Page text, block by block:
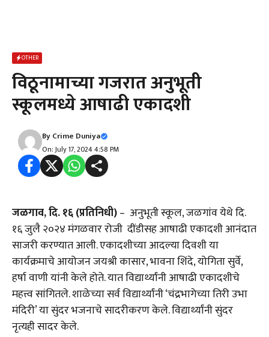
OTHER
विठूनामाच्या गजरात अनुभूती
स्कूलमध्ये आषाढी एकादशी
ByCrime Duniya
On: July 17, 2024 4:58 PM
जळगाव, दि. १६ (प्रतिनिधी)– अनुभूती स्कूल, जळगांव येथे दि.
१६ जुलै २०२४ मंगळवार रोजी दींडीसह आषाढी एकादशी आनंदात
साजरी करण्यात आली. एकादशीच्या आदल्या दिवशी या
कार्यक्रमाचे आयोजन जयश्री कासार, भावना शिंदे, योगिता सुर्वे,
हर्षा वाणी यांनी केले होते. यात विद्यार्थ्यांनी आषाढी एकादशीचे
महत्त्व सांगितले. शाळेच्या सर्व विद्यार्थ्यांनी ‘चंद्रभागेच्या तिरी उभा
मंदिरी’ या सुंदर भजनाचे सादरीकरण केले. विद्यार्थ्यांनी सुंदर
नृत्यही सादर केले.